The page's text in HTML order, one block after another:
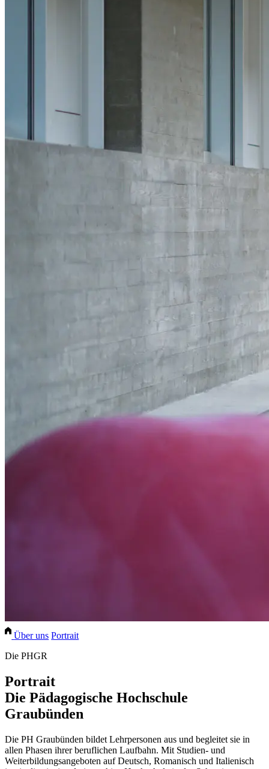
Über uns Portrait
Die PHGR
Portrait
Die Pädagogische Hochschule
Graubünden
Die PH Graubünden bildet Lehrpersonen aus und begleitet sie in
allen Phasen ihrer beruflichen Laufbahn. Mit Studien- und
Weiterbildungsangeboten auf Deutsch, Romanisch und Italienisch